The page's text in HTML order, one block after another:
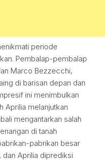
periode
Pembalap-pembalap
Marco Bezzecchi,
di barisan depan dan
ini menimbulkan
Aprilia melanjutkan
mengantarkan salah
di tanah
pabrikan besar
dan Aprilia diprediksi